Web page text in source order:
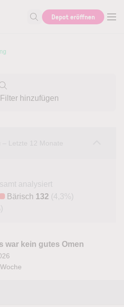
Suche nach Aktie, Autor...
Depot eröffnen
– Letzte 12 Monate
analysiert
Bärisch 132 (4,3%)
war kein gutes Omen